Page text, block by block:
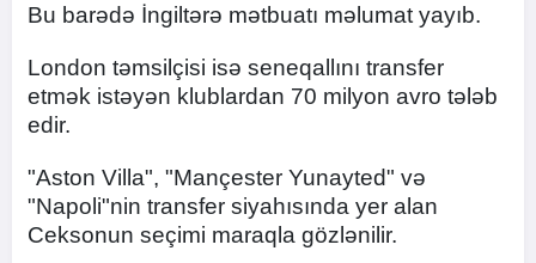
Bu barədə İngiltərə mətbuatı məlumat yayıb.
London təmsilçisi isə seneqallını transfer
etmək istəyən klublardan 70 milyon avro tələb
edir.
"Aston Villa", "Mançester Yunayted" və
"Napoli"nin transfer siyahısında yer alan
Ceksonun seçimi maraqla gözlənilir.